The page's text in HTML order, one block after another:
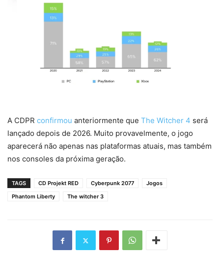
A CDPR confirmou anteriormente que The Witcher 4 será
lançado depois de 2026. Muito provavelmente, o jogo
aparecerá não apenas nas plataformas atuais, mas também
nos consoles da próxima geração.
TAGS CD Projekt RED Cyberpunk 2077
Jogos
Phantom Liberty
The witcher 3